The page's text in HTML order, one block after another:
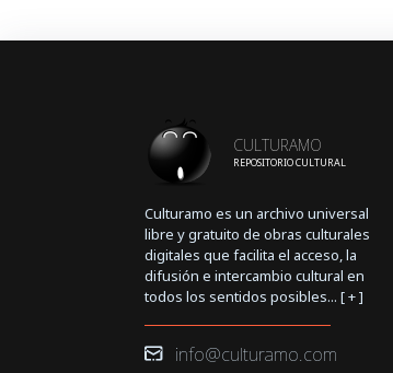
CULTURAMO
REPOSITORIO CULTURAL
Culturamo es un archivo universal
libre y gratuito de obras culturales
digitales que facilita el acceso, la
difusión e intercambio cultural en
todos los sentidos posibles... [+]
info@culturamo.com